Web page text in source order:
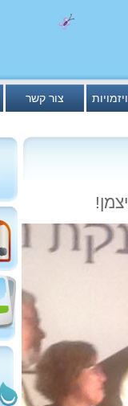
צור קשר